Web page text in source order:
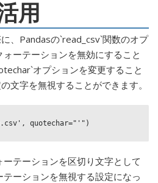
用
、Pandasの`read_csv`関数のオプ
ーテーションを無効にすること
オプションを変更すること
文字を無視することができます。
quotechar="'")
テーションを区切り文字として
ーションを無視する設定になっ